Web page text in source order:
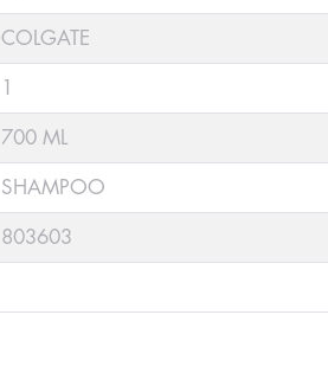
COLGATE
1
700 ML
SHAMPOO
803603